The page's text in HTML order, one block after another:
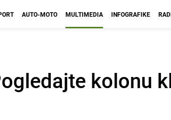
AUTO-MOTO MULTIMEDIA INFOGRAFIKE
kolonu